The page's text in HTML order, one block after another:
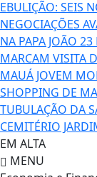
EBULIÇÃO: SEIS
NEGOCIAÇÕES
NA PAPA JOÃO
MARCAM VISITA
MAUÁ JOVEM
SHOPPING DE
TUBULAÇÃO DA
CEMITÉRIO
EM ALTA
MENU